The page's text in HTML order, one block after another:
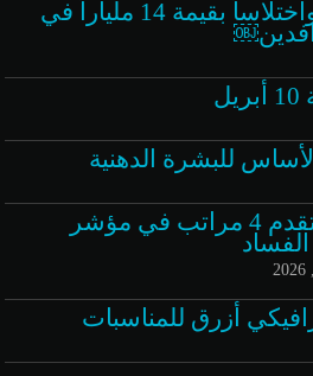
النزاهة تكشف تلاعباً واختلاساً بقيمة 14 ملياراً في
للبشرة الدهنية
العراق يتقدم 4 مراتب في مؤشر
أزرق للمناسبات